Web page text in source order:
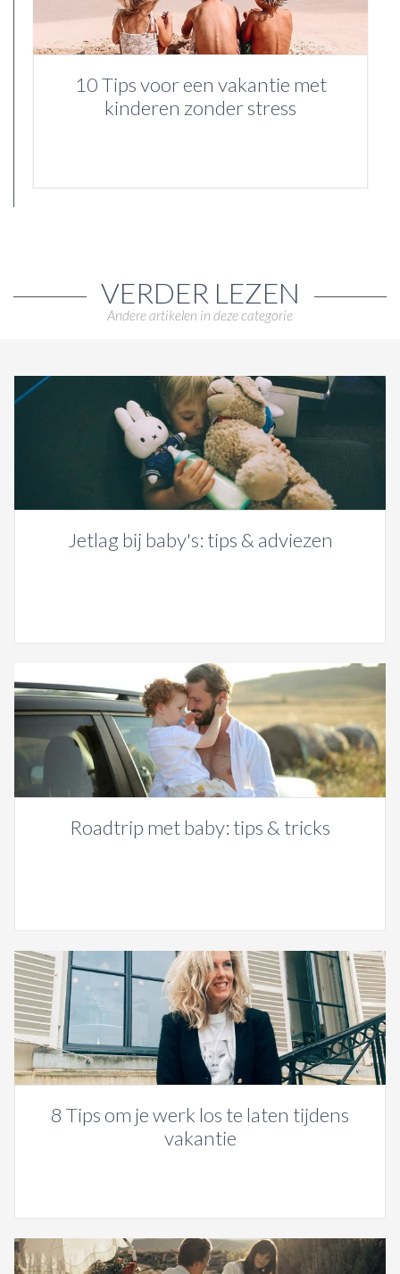
10 Tips voor een vakantie met
kinderen zonder stress
VERDER LEZEN
Andere artikelen in deze categorie
Jetlag bij baby's: tips & adviezen
Roadtrip met baby: tips & tricks
8 Tips om je werk los te laten tijdens
vakantie